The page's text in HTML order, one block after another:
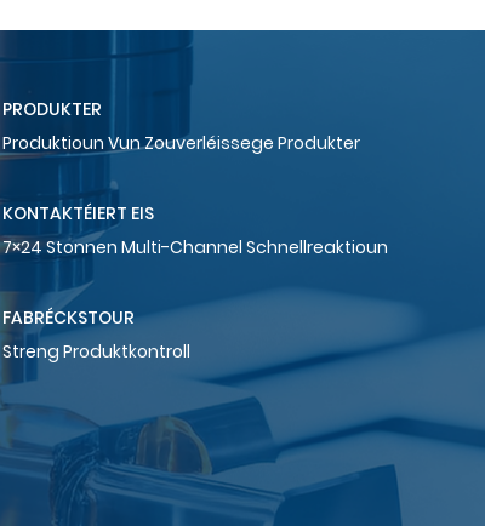
PRODUKTER
Produktioun Vun Zouverléissege Produkter
KONTAKTÉIERT EIS
7×24 Stonnen Multi-Channel Schnellreaktioun
FABRÉCKSTOUR
Streng Produktkontroll